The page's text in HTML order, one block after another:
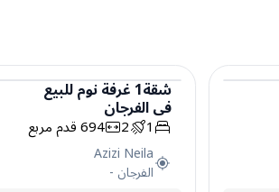
شقة
شقة1غرفة نومللبيع
فيالفرجان
1
2
694قدم مربع
Azizi Neila
الفرجان -